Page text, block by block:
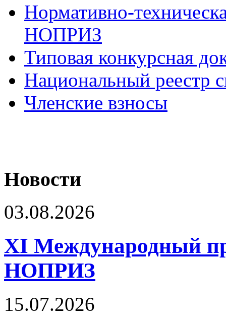
Нормативно-
НОПРИЗ
Типовая конкурсная
Национальный реестр
Членские взносы
Новости
03.08.2026
XI Международный
НОПРИЗ
15.07.2026